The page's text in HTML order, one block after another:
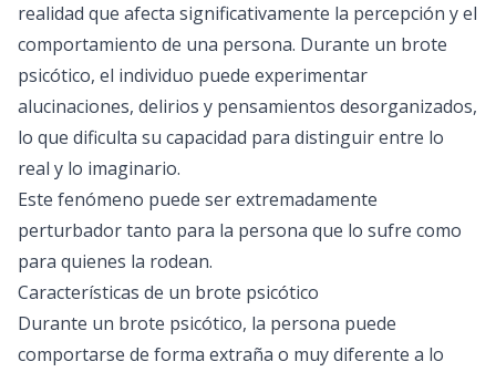
realidad que afecta significativamente la percepción y el
comportamiento de una persona. Durante un brote
psicótico, el individuo puede experimentar
alucinaciones, delirios y pensamientos desorganizados,
lo que dificulta su capacidad para distinguir entre lo
real y lo imaginario.
Este fenómeno puede ser extremadamente
perturbador tanto para la persona que lo sufre como
para quienes la rodean.
Características de un brote psicótico
Durante un brote psicótico, la persona puede
comportarse de forma extraña o muy diferente a lo